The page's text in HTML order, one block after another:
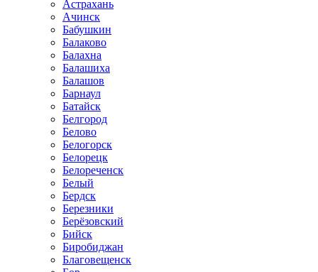
Астрахань
Ачинск
Бабушкин
Балаково
Балахна
Балашиха
Балашов
Барнаул
Батайск
Белгород
Белово
Белогорск
Белорецк
Белореченск
Белый
Бердск
Березники
Берёзовский
Бийск
Биробиджан
Благовещенск